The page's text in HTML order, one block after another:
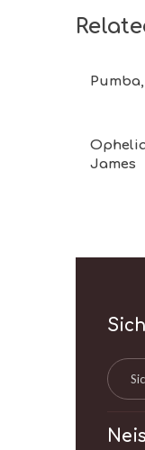
James